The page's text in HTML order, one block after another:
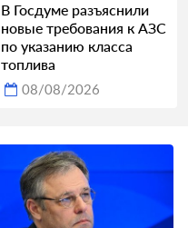
В Госдуме разъяснили
новые требования к АЗС
по указанию класса
топлива
08/08/2026